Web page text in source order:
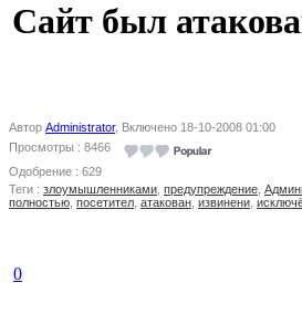
Сайт был
Автор Administrator, Включено 18-10-2008 01:00
Просмотры : 8466
Одобрение : 629
Теги : злоумышленниками предупреждение
полностью посетител атакован извинени
0